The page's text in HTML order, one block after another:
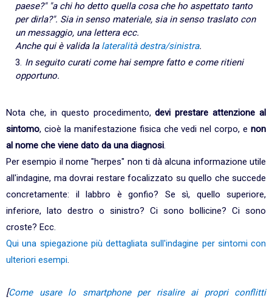
paese?" "a chi ho detto quella cosa che ho aspettato tanto
per dirla?". Sia in senso materiale, sia in senso traslato con
un messaggio, una lettera ecc.
Anche qui è valida la lateralità destra/sinistra.
In seguito curati come hai sempre fatto e come ritieni
opportuno.
Nota che, in questo procedimento,devi prestare attenzione al
sintomo, cioè la manifestazione fisica che vedi nel corpo, e non
al nome che viene dato da una diagnosi.
Per esempio il nome "herpes" non ti dà alcuna informazione utile
all'indagine, ma dovrai restare focalizzato su quello che succede
concretamente: il labbro è gonfio? Se sì, quello superiore,
inferiore, lato destro o sinistro? Ci sono bollicine? Ci sono
croste? Ecc.
Qui una spiegazione più dettagliata sull'indagine per sintomi con
ulteriori esempi.
[Come usare lo smartphone per risalire ai propri conflitti